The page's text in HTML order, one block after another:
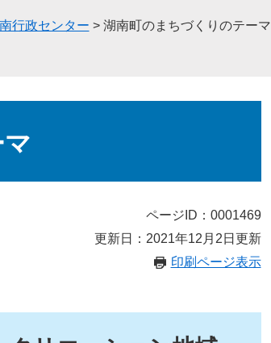
行政センター > 湖南町のまちづくりのテーマ
ページID：0001469
更新日：2021年12月2日更新
印刷ページ表示